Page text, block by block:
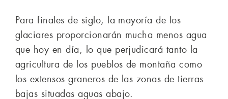
Para finales de siglo, la mayoría de los
glaciares proporcionarán mucha menos agua
que hoy en día, lo que perjudicará tanto la
agricultura de los pueblos de montaña como
los extensos graneros de las zonas de tierras
bajas situadas aguas abajo.